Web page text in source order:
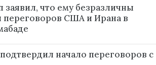
заявил, что ему безразличны
переговоров США и Ирана в
начало переговоров с